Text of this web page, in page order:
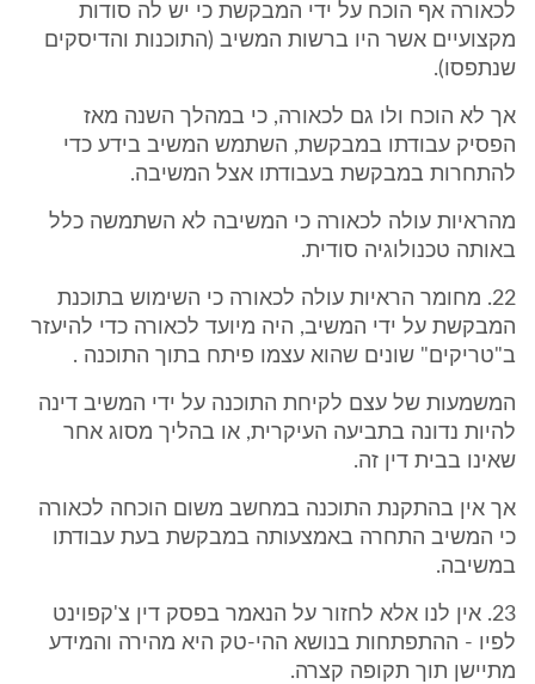
לכאורה אף הוכח על ידי המבקשת כי יש לה סודות
מקצועיים אשר היו ברשות המשיב (התוכנות והדיסקים
שנתפסו).
אך לא הוכח ולו גם לכאורה, כי במהלך השנה מאז
הפסיק עבודתו במבקשת, השתמש המשיב בידע כדי
להתחרות במבקשת בעבודתו אצל המשיבה.
מהראיות עולה לכאורה כי המשיבה לא השתמשה כלל
באותה טכנולוגיה סודית.
22. מחומר הראיות עולה לכאורה כי השימוש בתוכנת
המבקשת על ידי המשיב, היה מיועד לכאורה כדי להיעזר
ב"טריקים" שונים שהוא עצמו פיתח בתוך התוכנה .
המשמעות של עצם לקיחת התוכנה על ידי המשיב דינה
להיות נדונה בתביעה העיקרית, או בהליך מסוג אחר
שאינו בבית דין זה.
אך אין בהתקנת התוכנה במחשב משום הוכחה לכאורה
כי המשיב התחרה באמצעותה במבקשת בעת עבודתו
במשיבה.
23. אין לנו אלא לחזור על הנאמר בפסק דין צ'קפוינט
לפיו - ההתפתחות בנושא ההי-טק היא מהירה והמידע
מתיישן תוך תקופה קצרה.